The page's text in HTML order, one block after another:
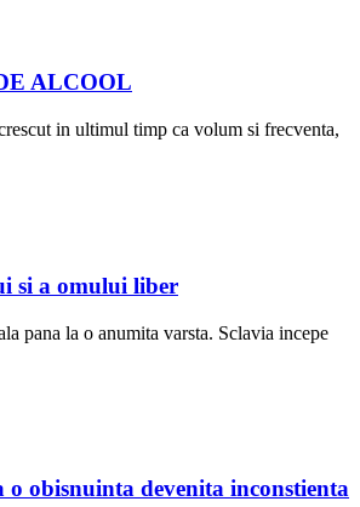
ALCOOL
in ultimul timp ca volum si frecventa,
si a omului liber
pana la o anumita varsta. Sclavia incepe
obisnuinta devenita inconstienta